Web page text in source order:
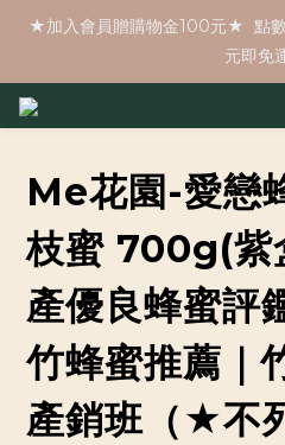
★加入會員贈購物金100元★  點
元即免
Me花園-愛戀
枝蜜 700g(紫
產優良蜂蜜評
竹蜂蜜推薦｜
產銷班（★不